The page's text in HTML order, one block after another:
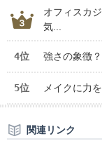
オフィスカ
気...
4位 強さの象徴
5位 メイクに力
関連リンク